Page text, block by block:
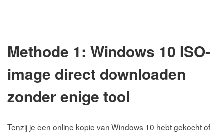
Methode 1: Windows 10 ISO-
image direct downloaden
zonder enige tool
Tenzij je een online kopie van Windows 10 hebt gekocht of